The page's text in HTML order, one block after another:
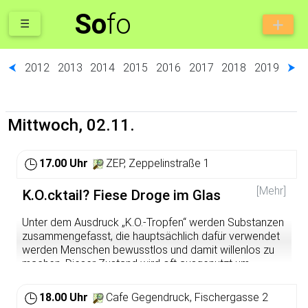
Sofo
☰
⮜ 2012 2013 2014 2015 2016 2017 2018 2019 ⮞
Mittwoch, 02.11.
17.00 Uhr ZEP, Zeppelinstraße 1
[Mehr]
K.O.cktail? Fiese Droge im Glas
Unter dem Ausdruck „K.O.-Tropfen“ werden Substanzen
zusammengefasst, die hauptsächlich dafür verwendet
werden Menschen bewusstlos und damit willenlos zu
machen. Dieser Zustand wird oft ausgenutzt um
auszurauben. Auch in Heidelberg werden immer wieder
Einsätze von K.O.-Tropfen bekannt. In diesem Workshop
18.00 Uhr Cafe Gegendruck, Fischergasse 2